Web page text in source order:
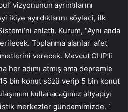
vizyonunun ayrıntılarını
ikiye ayırdıklarını söyledi, ilk
anlattı. Kurum, “Aynı anda
Toplanma alanları afet
verecek. Mevcut CHP’li
her adımı atmış ama depremle
bin konut sözü verip 5 bin konut
kullanacağımız altyapıyı
merkezler gündemimizde. 1